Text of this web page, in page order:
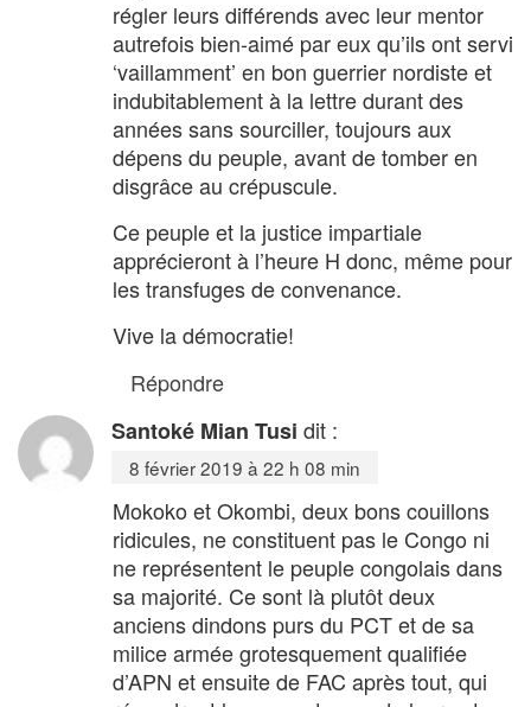
régler leurs différends avec leur mentor
autrefois bien-aimé par eux qu’ils ont servi
‘vaillamment’ en bon guerrier nordiste et
indubitablement à la lettre durant des
années sans sourciller, toujours aux
dépens du peuple, avant de tomber en
disgrâce au crépuscule.
Ce peuple et la justice impartiale
apprécieront à l’heure H donc, même pour
les transfuges de convenance.
Vive la démocratie!
Répondre
Santoké Mian Tusi dit :
8 février 2019 à 22 h 08 min
Mokoko et Okombi, deux bons couillons
ridicules, ne constituent pas le Congo ni
ne représentent le peuple congolais dans
sa majorité. Ce sont là plutôt deux
anciens dindons purs du PCT et de sa
milice armée grotesquement qualifiée
d’APN et ensuite de FAC après tout, qui